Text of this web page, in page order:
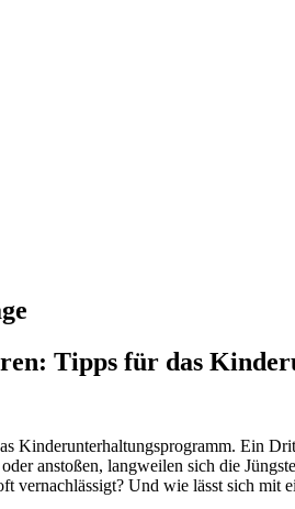
Tipps für das
Kinderunterhaltungsprogramm. Ein
anstoßen, langweilen sich die
vernachlässigt? Und wie lässt sich mit